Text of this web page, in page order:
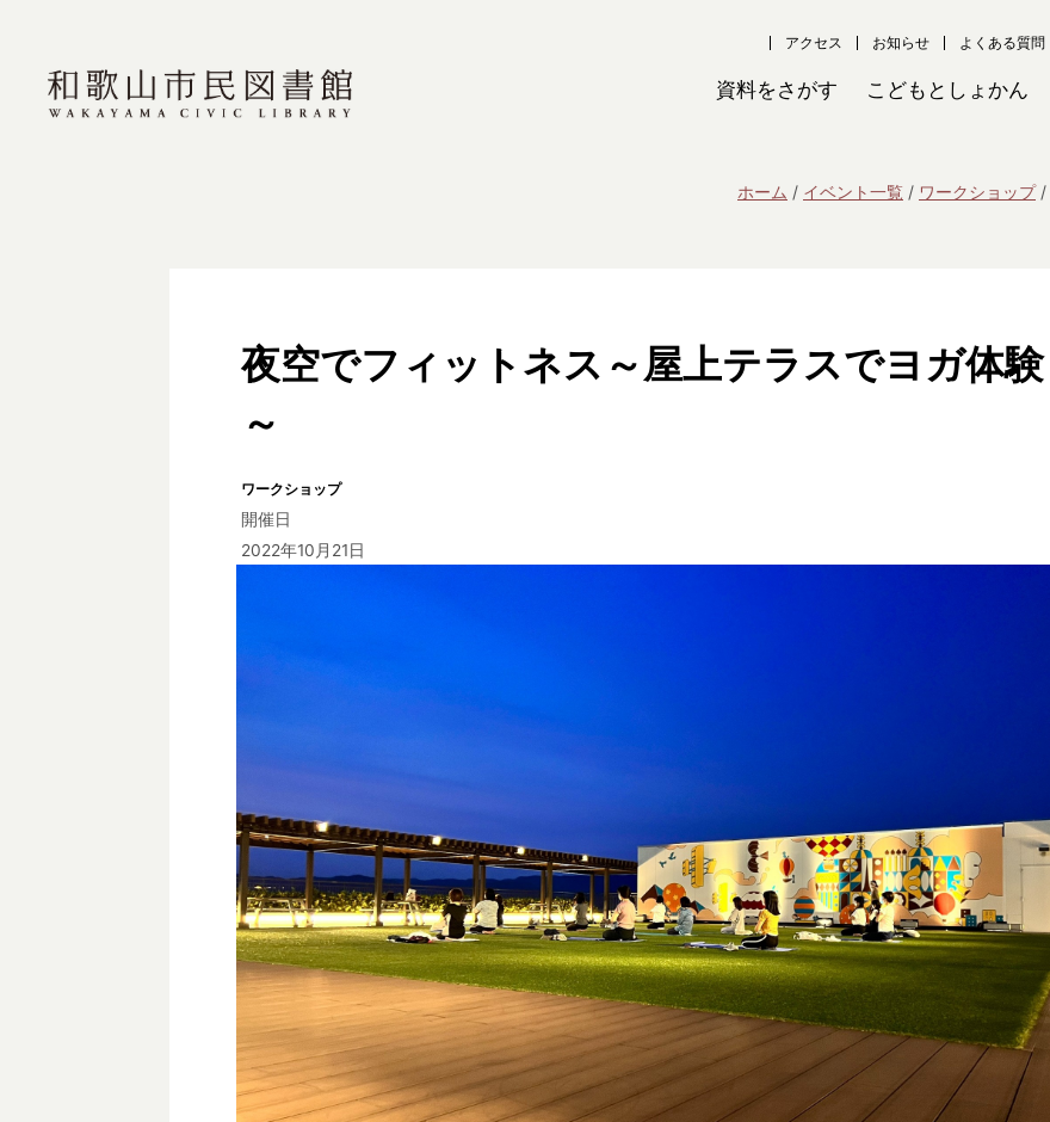
アクセス お知らせ よくある質問
資料をさがす こどもとしょかん
ホーム イベント一覧 ワークショップ
夜空でフィットネス～屋上テラスでヨガ体験
～
ワークショップ
開催日
2022年10月21日